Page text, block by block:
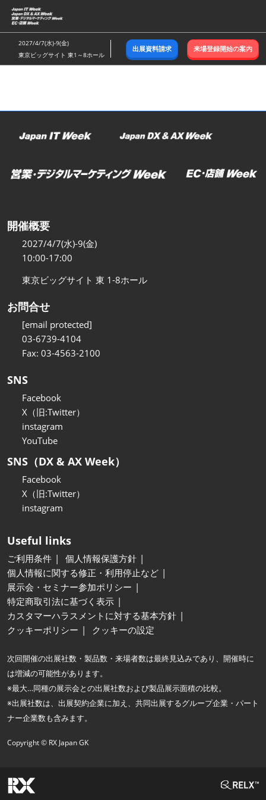
ス
キ
ッ
し
む
2027/4/7(水)-9(金)
東京ビッグサイト 東1～8ホール
出展資料請求 来場登録開始の案内
開催概要
2027/4/7(水)-9(金)
10:00-17:00
東京ビッグサイト 東 1-8ホール
お問合せ
[email protected]
03-6739-4104
Fax: 03-4563-2100
SNS
Facebook
X（旧:Twitter）
instagram
YouTube
SNS（DX & AX Week）
Facebook
X（旧:Twitter）
instagram
Useful links
ご利用条件
個人情報保護方針
個人情報に関する修正・利用停止など
展示会・セミナー参加ポリシー
特定商取引法に基づく表示
カスタマーハラスメントに対する基本方針
クッキーポリシー
クッキーの設定
次回開催の出展社数・製品数・来場者数は最終見込みであり、開催時に
は増減の可能性があります。
※最大…同種の展示会との出展社数および製品展示面積の比較。
※出展社数は、出展契約企業に加え、共同出展するグループ企業・パート
ナー企業数も含みます。
Copyright © RX Japan GK